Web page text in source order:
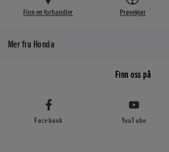
Finn en forhandler Prøvekjør
Mer fra Honda
Finn oss på
Facebook YouTube